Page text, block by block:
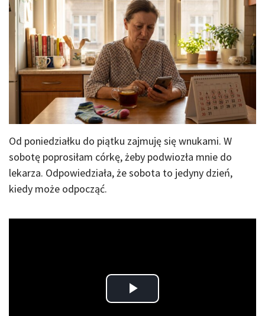
Od poniedziałku do piątku zajmuję się wnukami. W
sobotę poprosiłam córkę, żeby podwiozła mnie do
lekarza. Odpowiedziała, że sobota to jedyny dzień,
kiedy może odpocząć.
Play